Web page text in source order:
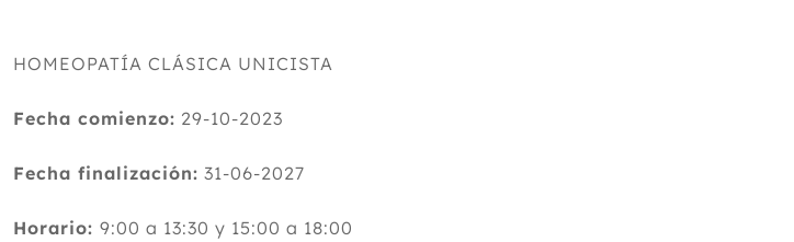
HOMEOPATÍA CLÁSICA UNICISTA
Fecha comienzo: 29-10-2023
Fecha finalización: 31-06-2027
Horario: 9:00 a 13:30 y 15:00 a 18:00